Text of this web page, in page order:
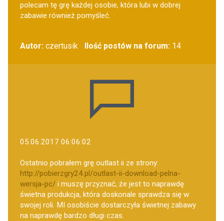
polecam tę grę każdej osobie, która lubi w dobrej
zabawie również pomyśleć.
Autor: czertusik Ilość postów na forum:14
05.06.2017 06:06:02
Ostatnio pobrałem grę outlast ii ze strony:
http://pobierzgry24.pl/outlast-ii-download-pelna-
wersja-pc/ i muszę przyznać, że jest to naprawdę
świetna produkcja, która doskonale sprawdza się w
swojej roli. MI osobiście dostarczyła świetnej zabawy
na naprawdę bardzo długi czas.